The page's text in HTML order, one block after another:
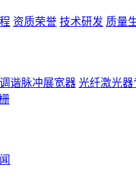
资质荣誉 技术研发 质量
谐脉冲展宽器 光纤激光